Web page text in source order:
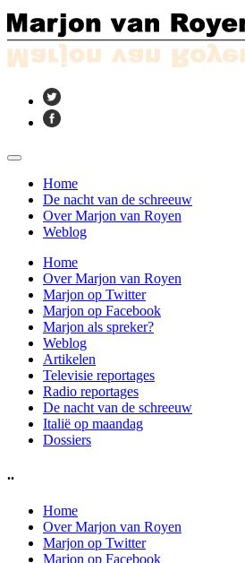
Home
De nacht van de schreeuw
Over Marjon van Royen
Weblog
Home
Over Marjon van Royen
Marjon op Twitter
Marjon op Facebook
Marjon als spreker?
Weblog
Artikelen
Televisie reportages
Radio reportages
De nacht van de schreeuw
Italië op maandag
Dossiers
..
Home
Over Marjon van Royen
Marjon op Twitter
Marjon op Facebook